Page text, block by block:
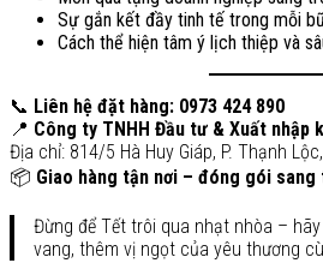
Sự gắn kết đầy tinh tế trong mỗi
Cách thể hiện tâm ý lịch thiệp và
📞 Liên hệ đặt hàng: 0973 424 890
📍 Công ty TNHH Đầu tư & Xuất nhập
Địa chỉ: 814/5 Hà Huy Giáp, P. Thạnh Lộc,
📦 Giao hàng tận nơi – đóng gói
Đừng để Tết trôi qua nhạt nhòa –
vang, thêm vị ngọt của yêu thương